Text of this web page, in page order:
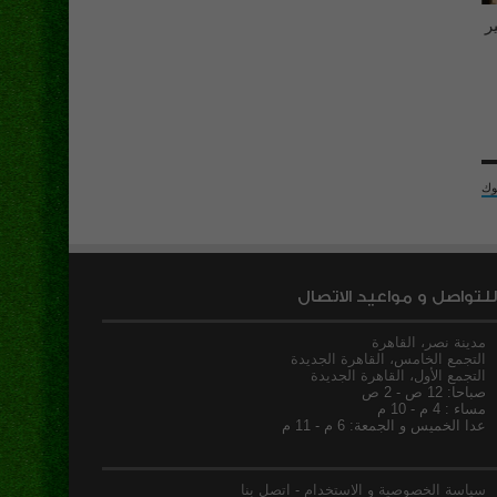
للتواصل و مواعيد الاتصال
مدينة نصر، القاهرة
التجمع الخامس، القاهرة الجديدة
التجمع الأول، القاهرة الجديدة
صباحا: 12 ص - 2 ص
مساء : 4 م - 10 م
عدا الخميس و الجمعة: 6 م - 11 م
سياسة الخصوصية و الاستخدام - اتصل بنا